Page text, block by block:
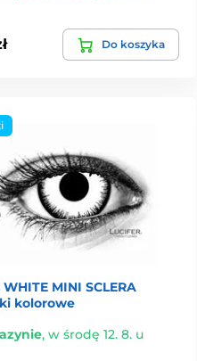
Do koszyka
WHITE MINI SCLERA
kolorowe
, w środę 12. 8. u